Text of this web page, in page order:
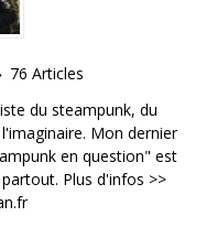
76 Articles
du steampunk, du
Mon dernier
en question" est
Plus d'infos >>